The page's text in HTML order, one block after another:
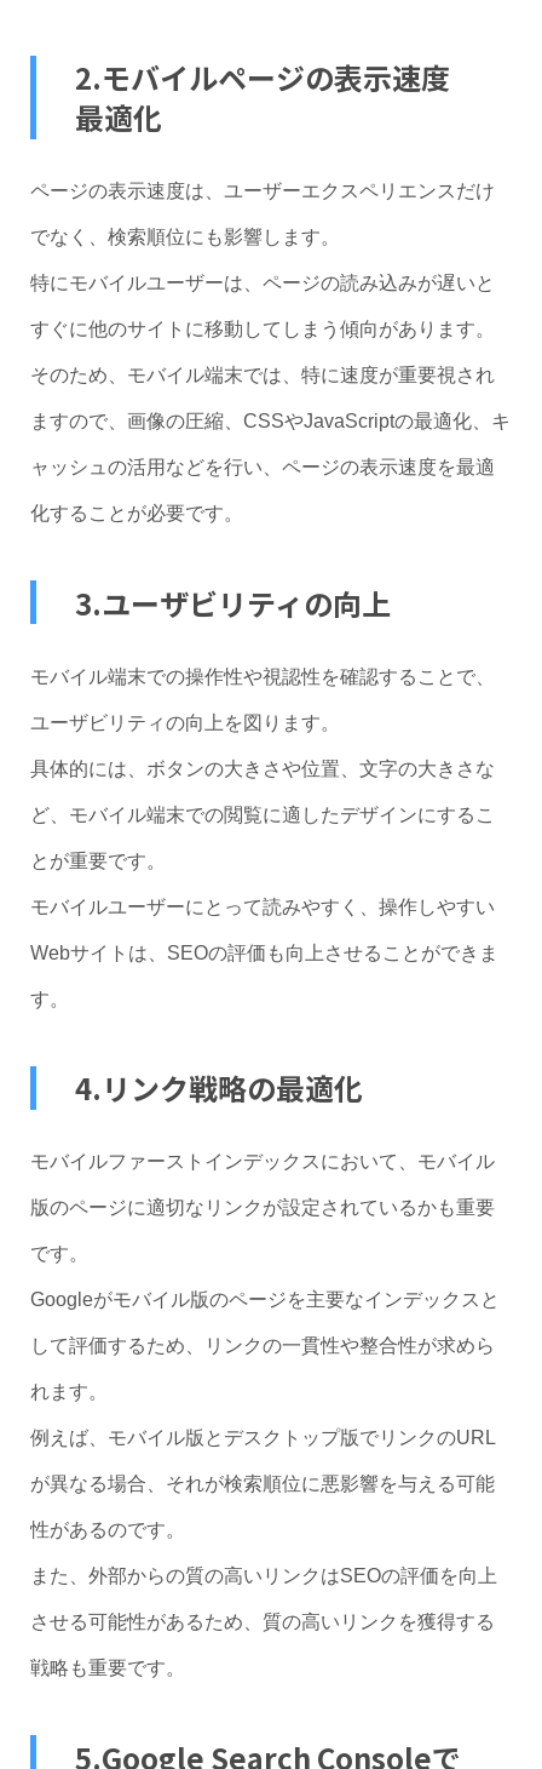
2.モバイルページの表示速度
最適化
ページの表示速度は、ユーザーエクスペリエンスだけ
でなく、検索順位にも影響します。
特にモバイルユーザーは、ページの読み込みが遅いと
すぐに他のサイトに移動してしまう傾向があります。
そのため、モバイル端末では、特に速度が重要視され
ますので、画像の圧縮、CSSやJavaScriptの最適化、キ
ャッシュの活用などを行い、ページの表示速度を最適
化することが必要です。
3.ユーザビリティの向上
モバイル端末での操作性や視認性を確認することで、
ユーザビリティの向上を図ります。
具体的には、ボタンの大きさや位置、文字の大きさな
ど、モバイル端末での閲覧に適したデザインにするこ
とが重要です。
モバイルユーザーにとって読みやすく、操作しやすい
Webサイトは、SEOの評価も向上させることができま
す。
4.リンク戦略の最適化
モバイルファーストインデックスにおいて、モバイル
版のページに適切なリンクが設定されているかも重要
です。
Googleがモバイル版のページを主要なインデックスと
して評価するため、リンクの一貫性や整合性が求めら
れます。
例えば、モバイル版とデスクトップ版でリンクのURL
が異なる場合、それが検索順位に悪影響を与える可能
性があるのです。
また、外部からの質の高いリンクはSEOの評価を向上
させる可能性があるため、質の高いリンクを獲得する
戦略も重要です。
5.Google Search Consoleで